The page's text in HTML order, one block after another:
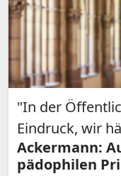
"In der
Eindruck, wir
Ackermann:
pädophilen